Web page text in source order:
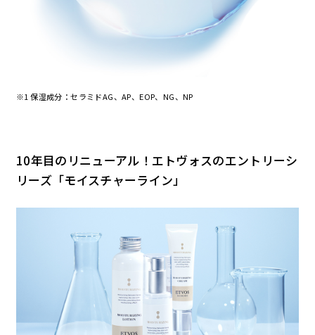
※1 保湿成分：セラミドAG、AP、EOP、NG、NP
10年目のリニューアル！エトヴォスのエントリーシ
リーズ「モイスチャーライン」